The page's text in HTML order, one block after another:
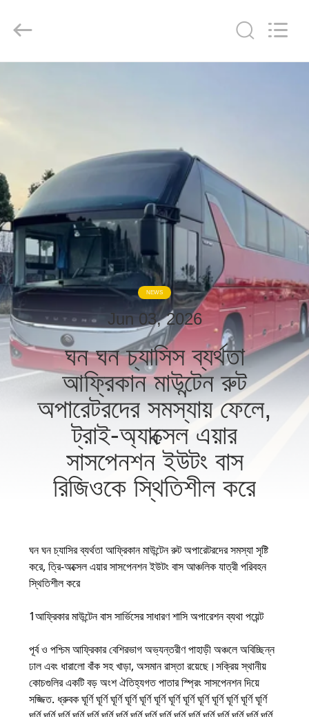
পণ্য
সম্পর্কে
কারখানা
ভ্রমণ
মান
নিয়ন্ত্রণ
যোগাযোগ
করুন
ম্যাপ
গোপনীয়তা
CO.,
LTD..
NEWS
Jun 03, 2026
ঘন ঘন চ্যাসিস ব্যর্থতা
আফ্রিকান মাউন্টেন রুট
অপারেটরদের সমস্যায় ফেলে,
ট্রাই-অ্যাক্সেল এয়ার
সাসপেনশন ইউটং বাস
রিজিওকে স্থিতিশীল করে
ঘন ঘন চ্যাসির ব্যর্থতা আফ্রিকান মাউন্টেন রুট অপারেটরদের সমস্যা সৃষ্টি
করে, ত্রি-অক্সেল এয়ার সাসপেনশন ইউটং বাস আঞ্চলিক যাত্রী পরিবহন
স্থিতিশীল করে
1আফ্রিকার মাউন্টেন বাস সার্ভিসের সাধারণ শাসি অপারেশন ব্যথা পয়েন্ট
পূর্ব ও পশ্চিম আফ্রিকার বেশিরভাগ অভ্যন্তরীণ পাহাড়ী অঞ্চলে অবিচ্ছিন্ন
ঢাল এবং ধারালো বাঁক সহ খাড়া, অসমান রাস্তা রয়েছে।সক্রিয় স্থানীয়
কোচগুলির একটি বড় অংশ ঐতিহ্যগত পাতার স্প্রিং সাসপেনশন দিয়ে
সজ্জিত. ধ্রুবক ঘূর্ণি ঘূর্ণি ঘূর্ণি ঘূর্ণি ঘূর্ণি ঘূর্ণি ঘূর্ণি ঘূর্ণি ঘূর্ণি ঘূর্ণি ঘূর্ণি ঘূর্ণি ঘূর্ণি